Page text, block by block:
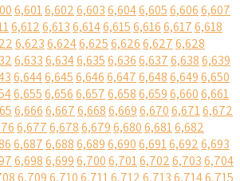
6,6016,6026,6036,6046,6056,6066,607
6,6126,6136,6146,6156,6166,6176,618
6,6236,6246,6256,6266,6276,628
6,6336,6346,6356,6366,6376,6386,639
6,6446,6456,6466,6476,6486,6496,650
6,6556,6566,6576,6586,6596,6606,661
6,6666,6676,6686,6696,6706,6716,672
6,6776,6786,6796,6806,6816,682
6,6876,6886,6896,6906,6916,6926,693
6,6986,6996,7006,7016,7026,7036,704